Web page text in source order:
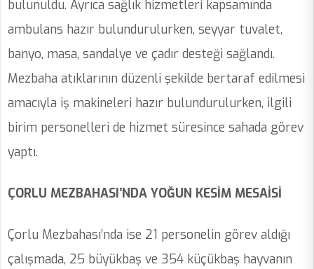
bulunuldu. Ayrıca sağlık hizmetleri kapsamında
ambulans hazır bulundurulurken, seyyar tuvalet,
banyo, masa, sandalye ve çadır desteği sağlandı.
Mezbaha atıklarının düzenli şekilde bertaraf edilmesi
amacıyla iş makineleri hazır bulundurulurken, ilgili
birim personelleri de hizmet süresince sahada görev
yaptı.
ÇORLU MEZBAHASI’NDA YOĞUN KESİM MESAİSİ
Çorlu Mezbahası’nda ise 21 personelin görev aldığı
çalışmada, 25 büyükbaş ve 354 küçükbaş hayvanın